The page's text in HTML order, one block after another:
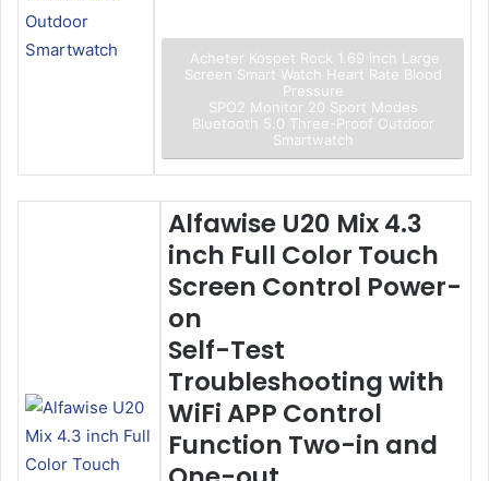
Acheter Kospet Rock 1.69 inch Large
Screen Smart Watch Heart Rate Blood
Pressure
SPO2 Monitor 20 Sport Modes
Bluetooth 5.0 Three-Proof Outdoor
Smartwatch
Alfawise U20 Mix 4.3
inch Full Color Touch
Screen Control Power-
on
Self-Test
Troubleshooting with
WiFi APP Control
Function Two-in and